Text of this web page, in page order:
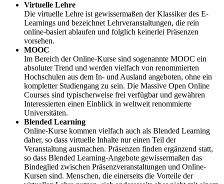
Virtuelle Lehre
Die virtuelle Lehre ist gewissermaßen der Klassiker des E-
Learnings und bezeichnet Lehrveranstaltungen, die rein
online-basiert ablaufen und folglich keinerlei Präsenzen
vorsehen.
MOOC
Im Bereich der Online-Kurse sind sogenannte MOOC ein
absoluter Trend und werden vielfach von renommierten
Hochschulen aus dem In- und Ausland angeboten, ohne ein
kompletter Studiengang zu sein. Die Massive Open Online
Courses sind typischerweise frei verfügbar und gewähren
Interessierten einen Einblick in weltweit renommierte
Universitäten.
Blended Learning
Online-Kurse kommen vielfach auch als Blended Learning
daher, so dass virtuelle Inhalte nur einen Teil der
Veranstaltung ausmachen. Präsenzen finden ergänzend statt,
so dass Blended Learning-Angebote gewissermaßen das
Bindeglied zwischen Präsenzveranstaltungen und Online-
Kursen sind. Menschen, die einerseits die Vorteile der